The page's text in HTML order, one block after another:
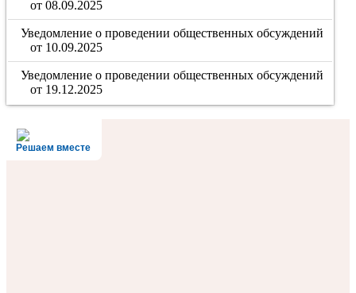
от 08.09.2025
Уведомление о проведении общественных обсуждений
от 10.09.2025
Уведомление о проведении общественных обсуждений
от 19.12.2025
Решаем вместе